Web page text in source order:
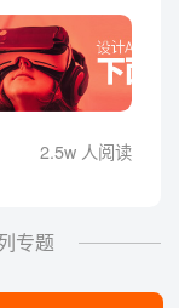
2.5w 人阅读
专题